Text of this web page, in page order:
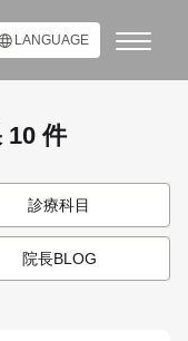
LANGUAGE
10 件
診療科目
院長BLOG